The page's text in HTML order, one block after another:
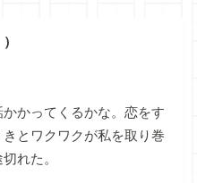
かってくるかな。恋をす
とワクワクが私を取り巻
れた。